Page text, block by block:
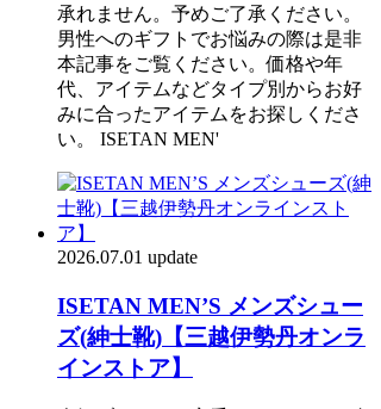
承れません。予めご了承ください。
男性へのギフトでお悩みの際は是非
本記事をご覧ください。価格や年
代、アイテムなどタイプ別からお好
みに合ったアイテムをお探しくださ
い。 ISETAN MEN'
2026.07.01 update
ISETAN MEN’S メンズシュー
ズ(紳士靴)【三越伊勢丹オンラ
インストア】